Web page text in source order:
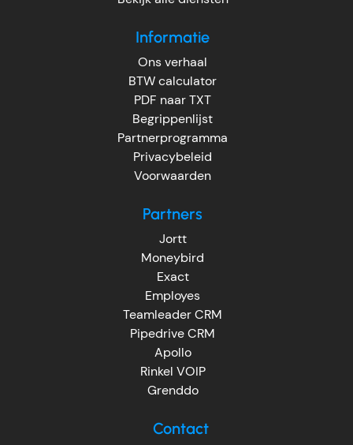
Informatie
Ons verhaal
BTW calculator
PDF naar TXT
Begrippenlijst
Partnerprogramma
Privacybeleid
Voorwaarden
Partners
Jortt
Moneybird
Exact
Employes
Teamleader CRM
Pipedrive CRM
Apollo
Rinkel VOIP
Grenddo
Contact